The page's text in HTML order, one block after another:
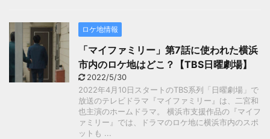
ロケ地情報
「マイファミリー」第7話に使われた横浜
市内のロケ地はどこ？【TBS日曜劇場】
2022/5/30
2022年4月10日スタートのTBS系列「日曜劇場」で
放送のテレビドラマ『マイファミリー』は、二宮和
也主演のホームドラマ。 横浜市支援作品の『マイフ
ァミリー』では、ドラマのロケ地に横浜市内のスポ
ットも ...